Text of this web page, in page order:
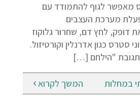
מאפשר לגוף להתמודד עם
מערכת העצבים
דופק, לחץ דם, שחרור גלוקוז
סטרס כגון אדרנלין וקורטיזול.
תגובת "הילחם […]
במחלות המשך לקרוא